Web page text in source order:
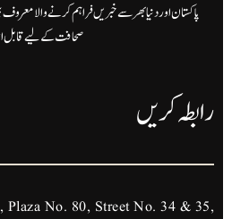
پاکستان اور دنیا بھر سے خبریں فراہم کرنے والا معروف
صحافت کے لیے قابل
رابطہ کریں
No. 80, Street No. 34 & 35,